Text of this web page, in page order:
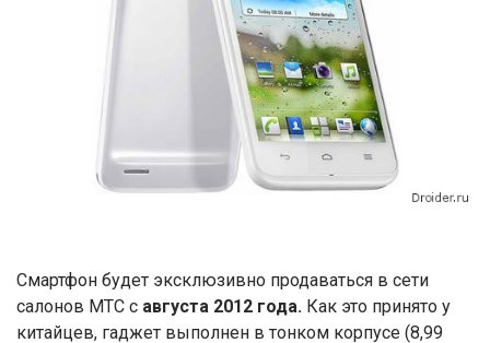
Смартфон будет эксклюзивно продаваться в сети
салонов МТС с августа 2012 года. Как это принято у
китайцев, гаджет выполнен в тонком корпусе (8,99